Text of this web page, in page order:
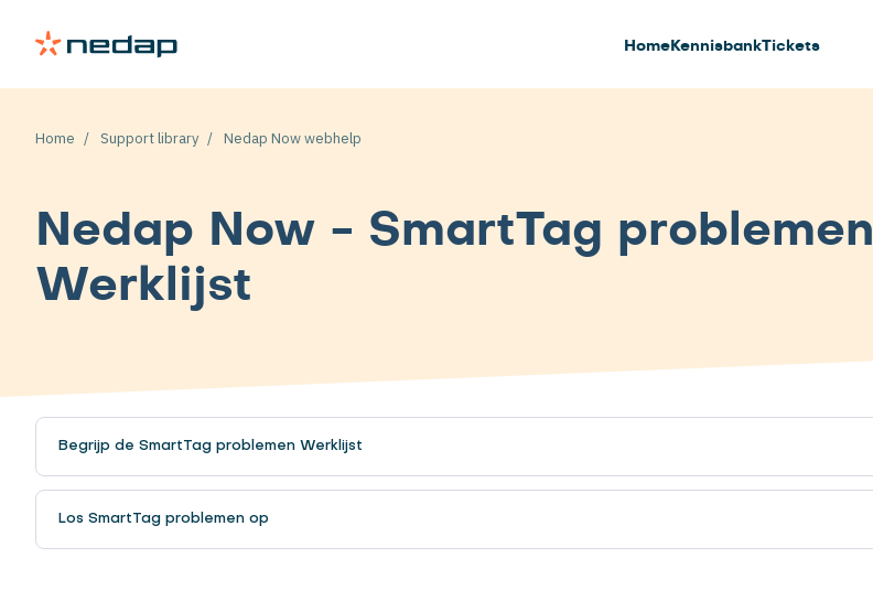
HomeKennisbankTickets
Home Support library Nedap Now webhelp
Nedap Now - SmartTag problemen
Werklijst
Begrijp de SmartTag problemen Werklijst
Los SmartTag problemen op